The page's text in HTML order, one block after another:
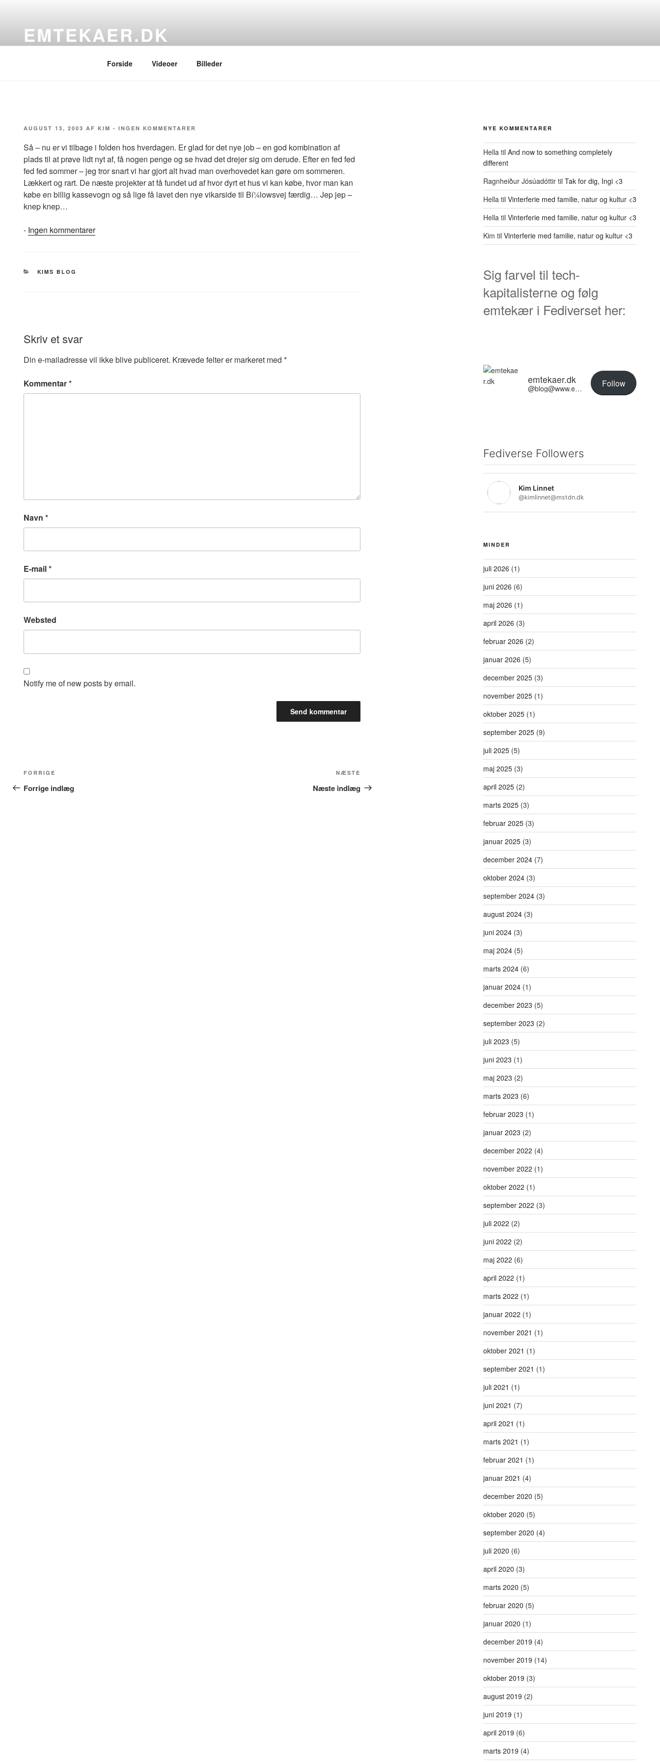
indholdEMTEKAER.DK
Forside Videoer Billeder
UDGIVET
AUGUST 13, 2003 AF KIM - INGEN KOMMENTARER
Så – nu er vi tilbage i folden hos hverdagen. Er glad for det nye job – en god kombination af
plads til at prøve lidt nyt af, få nogen penge og se hvad det drejer sig om derude. Efter en fed fed
fed fed sommer – jeg tror snart vi har gjort alt hvad man overhovedet kan gøre om sommeren.
Lækkert og rart. De næste projekter at få fundet ud af hvor dyrt et hus vi kan købe, hvor man kan
købe en billig kassevogn og så lige få lavet den nye vikarside til Bí¼lowsvej færdig… Jep jep –
knep knep…
- Ingen kommentarertil
KATEGORIER
KIMS BLOG
Skriv et svar
Din e-mailadresse vil ikke blive publiceret. Krævede felter er markeret med *
Kommentar*
Navn *
E-mail*
Websted
Notify me of new posts by email.
Indlægsnavigation
Forrige
indlæg
FORRIGE
Forrige indlæg
indlæg
NÆSTE
Næste indlæg
NYE KOMMENTARER
Hella til And now to something completely
different
Ragnheiður Jósúadóttir til Tak for dig, Ingi <3
Hella til Vinterferie med familie, natur og kultur <3
Hella til Vinterferie med familie, natur og kultur <3
Kim til Vinterferie med familie, natur og kultur <3
Sig farvel til tech-
kapitalisterne og følg
emtekær i Fediverset her:
emtekaer.dk
@blog@www.emtekaer.dk Follow
Fediverse Followers
Kim Linnet
@kimlinnet@mstdn.dk
MINDER
juli 2026 (1)
juni 2026 (6)
maj 2026 (1)
april 2026 (3)
februar 2026 (2)
januar 2026 (5)
december 2025 (3)
november 2025 (1)
oktober 2025 (1)
september 2025 (9)
juli 2025 (5)
maj 2025 (3)
april 2025 (2)
marts 2025 (3)
februar 2025 (3)
januar 2025 (3)
december 2024 (7)
oktober 2024 (3)
september 2024 (3)
august 2024 (3)
juni 2024 (3)
maj 2024 (5)
marts 2024 (6)
januar 2024 (1)
december 2023 (5)
september 2023 (2)
juli 2023 (5)
juni 2023 (1)
maj 2023 (2)
marts 2023 (6)
februar 2023 (1)
januar 2023 (2)
december 2022 (4)
november 2022 (1)
oktober 2022 (1)
september 2022 (3)
juli 2022 (2)
juni 2022 (2)
maj 2022 (6)
april 2022 (1)
marts 2022 (1)
januar 2022 (1)
november 2021 (1)
oktober 2021 (1)
september 2021 (1)
juli 2021 (1)
juni 2021 (7)
april 2021 (1)
marts 2021 (1)
februar 2021 (1)
januar 2021 (4)
december 2020 (5)
oktober 2020 (5)
september 2020 (4)
juli 2020 (6)
april 2020 (3)
marts 2020 (5)
februar 2020 (5)
januar 2020 (1)
december 2019 (4)
november 2019 (14)
oktober 2019 (3)
august 2019 (2)
juni 2019 (1)
april 2019 (6)
marts 2019 (4)